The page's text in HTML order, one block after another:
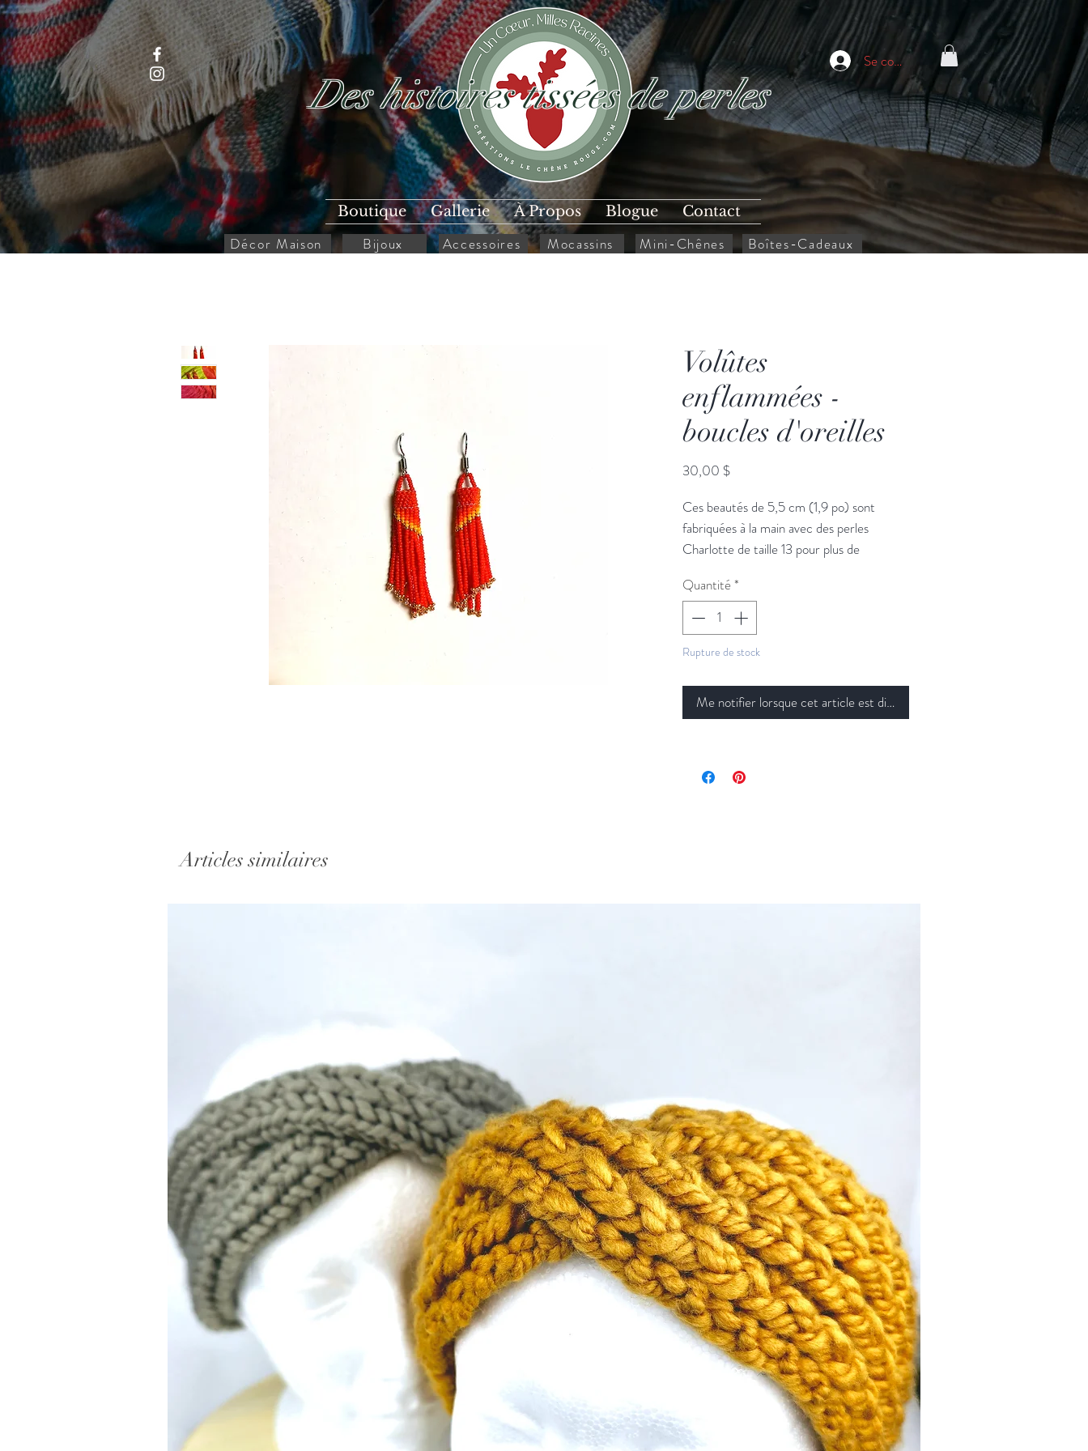
Boutique Gallerie À Propos Blogue Contact
Se connecter
Des histoires tissées de perles
Décor Maison Bijoux Accessoires Mocassins Mini-Chênes Boîtes-Cadeaux
Volûtes
enflammées -
boucles d'oreilles
30,00 $Prix
Ces beautés de 5,5 cm (1,9 po) sont
fabriquées à la main avec des perles
Charlotte de taille 13 pour plus de
foulard en soie, c'est la touche de couleur
parfaite pour vos tenues d'été!
Quantité*
Rupture de stock
Me notifier lorsque cet article est disponible
Articles similaires